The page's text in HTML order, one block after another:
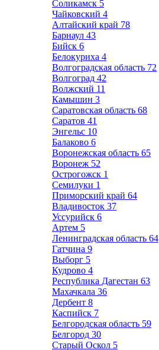
Соликамск 5
Чайковский 4
Алтайский край 78
Барнаул 43
Бийск 6
Белокуриха 4
Волгоградская область 72
Волгоград 42
Волжский 11
Камышин 3
Саратовская область 68
Саратов 41
Энгельс 10
Балаково 6
Воронежская область 65
Воронеж 52
Острогожск 1
Семилуки 1
Приморский край 64
Владивосток 37
Уссурийск 6
Артем 5
Ленинградская область 64
Гатчина 9
Выборг 5
Кудрово 4
Республика Дагестан 63
Махачкала 36
Дербент 8
Каспийск 7
Белгородская область 59
Белгород 30
Старый Оскол 5